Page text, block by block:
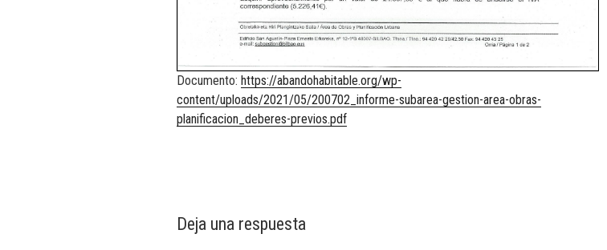
Documento: https://abandohabitable.org/wp-
content/uploads/2021/05/200702_informe-subarea-gestion-area-obras-
planificacion_deberes-previos.pdf
Deja una respuesta